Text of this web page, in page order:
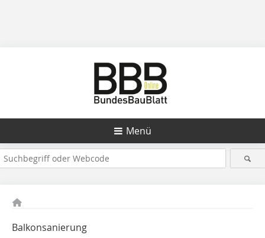
Menü
Balkonsanierung